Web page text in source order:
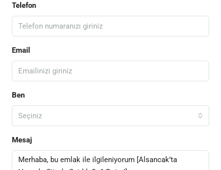
Telefon
Email
Ben
Seçiniz
Mesaj